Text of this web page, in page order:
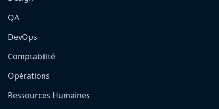
QA
DevOps
Comptabilité
Opérations
Ressources Humaines